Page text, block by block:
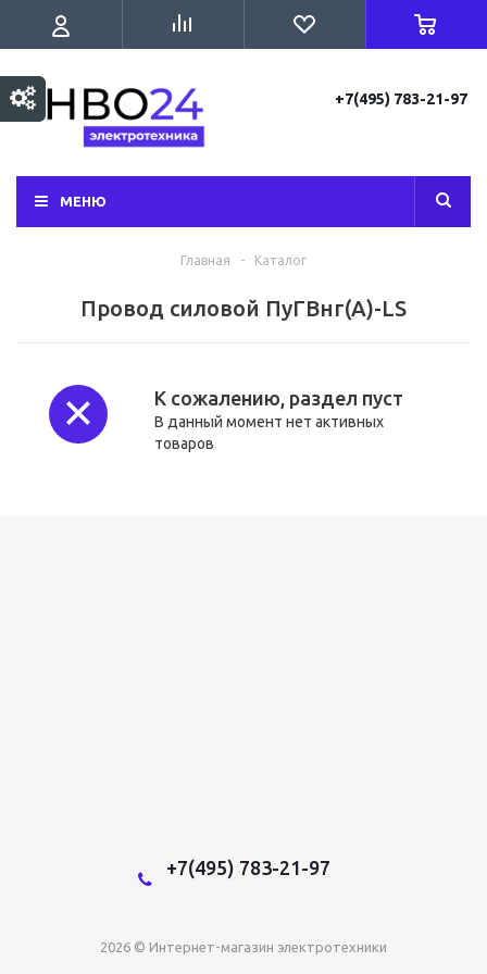
+7(495) 783-21-97
МЕНЮ
Главная - Каталог
Провод силовой ПуГВнг(А)-LS
К сожалению, раздел пуст
В данный момент нет активных
товаров
+7(495) 783-21-97
2026 © Интернет-магазин электротехники